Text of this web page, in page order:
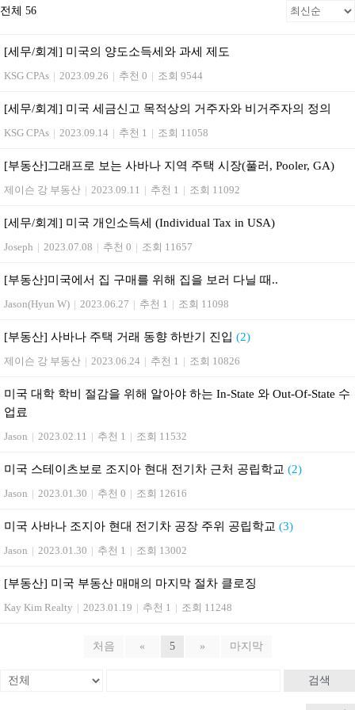
전체 56
[세무/회계] 미국의 양도소득세와 과세 제도
KSG CPAs | 2023.09.26 | 추천 0 | 조회 9544
[세무/회계] 미국 세금신고 목적상의 거주자와 비거주자의 정의
KSG CPAs | 2023.09.14 | 추천 1 | 조회 11058
[부동산]그래프로 보는 사바나 지역 주택 시장(풀러, Pooler, GA)
제이슨 강 부동산 | 2023.09.11 | 추천 1 | 조회 11092
[세무/회계] 미국 개인소득세 (Individual Tax in USA)
Joseph | 2023.07.08 | 추천 0 | 조회 11657
[부동산] 미국에서 집 구매를 위해 집을 보러 다닐 때..
Jason(Hyun W) | 2023.06.27 | 추천 1 | 조회 11098
[부동산] 사바나 주택 거래 동향 하반기 진입 (2)
제이슨 강 부동산 | 2023.06.24 | 추천 1 | 조회 10826
미국 대학 학비 절감을 위해 알아야 하는 In-State 와 Out-Of-State 수
업료
Jason | 2023.02.11 | 추천 1 | 조회 11532
미국 스테이츠보로 조지아 현대 전기차 근처 공립학교 (2)
Jason | 2023.01.30 | 추천 0 | 조회 12616
미국 사바나 조지아 현대 전기차 공장 주위 공립학교 (3)
Jason | 2023.01.30 | 추천 1 | 조회 13002
[부동산] 미국 부동산 매매의 마지막 절차 클로징
Kay Kim Realty | 2023.01.19 | 추천 1 | 조회 11248
처음 « 5 » 마지막
검색